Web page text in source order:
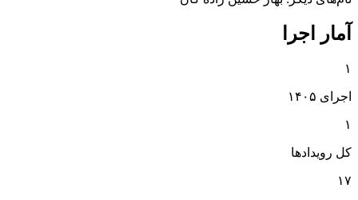
آمار اجرا
۱
اجرای ۱۴۰۵
۱
کل رویدادها
۱۷